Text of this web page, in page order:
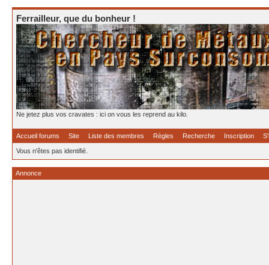
Ferrailleur, que du bonheur !
Ne jetez plus vos cravates : ici on vous les reprend au kilo.
Accueil forums Site Liste des membres Règles Recherche Inscription
Vous n'êtes pas identifié.
Annonce